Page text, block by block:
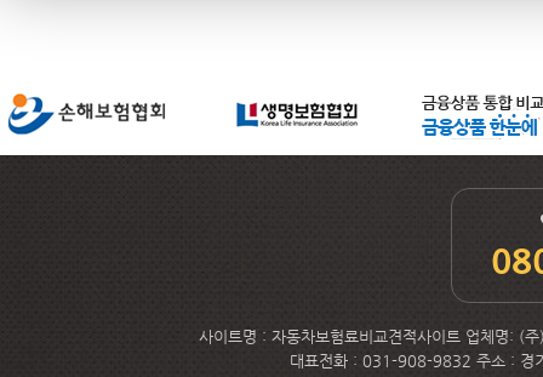
사이트명 : 자동차보험료비교견적사이트 업체명: (
대표전화 : 031-908-9832 주소 : 경